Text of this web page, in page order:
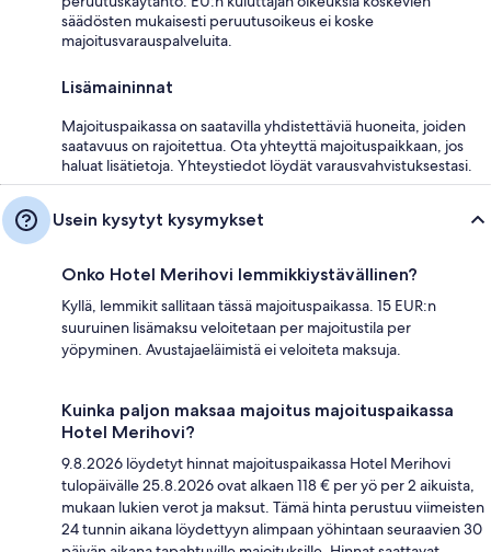
säädösten mukaisesti peruutusoikeus ei koske
majoitusvarauspalveluita.
Lisämaininnat
Majoituspaikassa on saatavilla yhdistettäviä huoneita, joiden
saatavuus on rajoitettua. Ota yhteyttä majoituspaikkaan, jos
haluat lisätietoja. Yhteystiedot löydät varausvahvistuksestasi.
Usein kysytyt kysymykset
Onko Hotel Merihovi lemmikkiystävällinen?
Kyllä, lemmikit sallitaan tässä majoituspaikassa. 15 EUR:n
suuruinen lisämaksu veloitetaan per majoitustila per
yöpyminen. Avustajaeläimistä ei veloiteta maksuja.
Kuinka paljon maksaa majoitus majoituspaikassa
Hotel Merihovi?
9.8.2026 löydetyt hinnat majoituspaikassa Hotel Merihovi
tulopäivälle 25.8.2026 ovat alkaen 118 € per yö per 2 aikuista,
mukaan lukien verot ja maksut. Tämä hinta perustuu viimeisten
24 tunnin aikana löydettyyn alimpaan yöhintaan seuraavien 30